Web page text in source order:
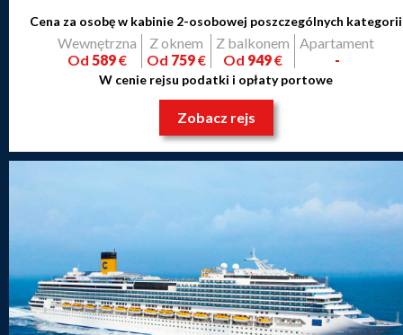
Cena za osobę w kabinie 2-osobowej poszczególnych kategorii
Wewnętrzna
Od 589€
Z oknem
Od 759€
Z balkonem
Od 949€
Apartament
-
W cenie rejsu podatki i opłaty portowe
Zobacz rejs